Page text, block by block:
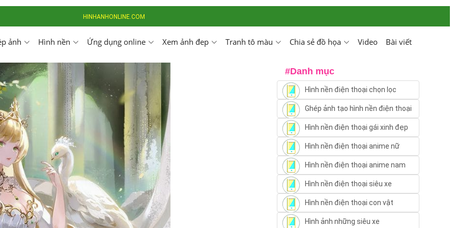
HINHANHONLINE.COM
ảnh Hình nền Ứng dụng online Xem ảnh đep Tranh tô màu Chia sẻ đồ họa Video Bài viết
#Danh mục
Hình nền điện thoại chọn lọc
Ghép ảnh tạo hình nền điện thoại
Hình nền điện thoại gái xinh đẹp
Hình nền điện thoại anime nữ
Hình nền điện thoại anime nam
Hình nền điện thoại siêu xe
Hình nền điện thoại con vật
Hình ảnh những siêu xe